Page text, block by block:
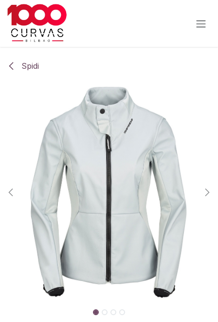
Ir al contenido
Spidi